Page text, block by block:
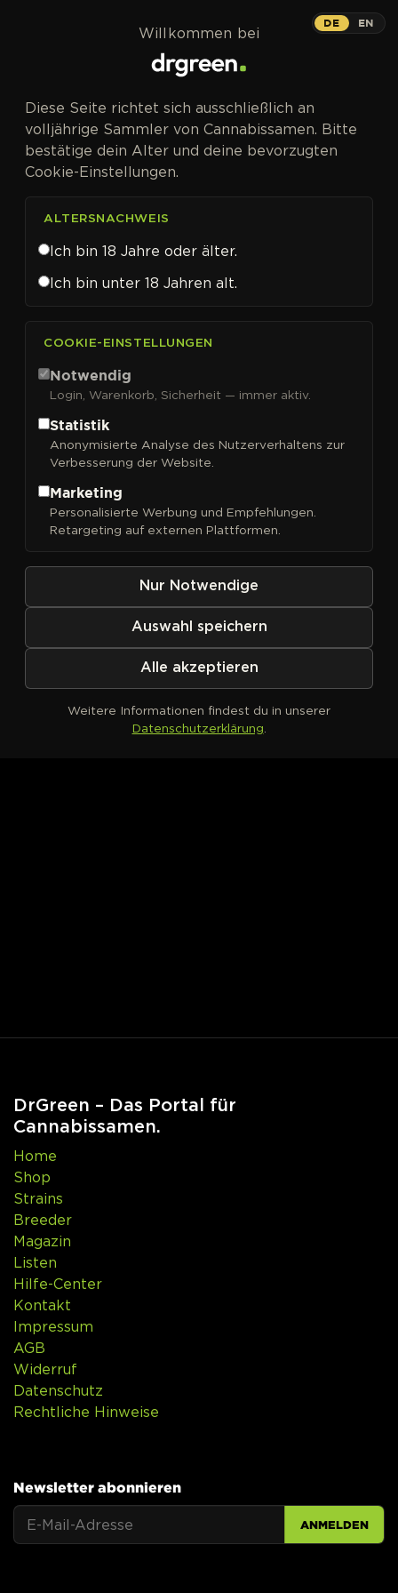
Elite Seeds
Sortieren nach
Kein Produkt definiert
DrGreen – Das Portal für
Cannabissamen.
Home
Shop
Strains
Breeder
Magazin
Listen
Hilfe-Center
Kontakt
Impressum
AGB
Widerruf
Datenschutz
Rechtliche Hinweise
Newsletter abonnieren
ANMELDEN
DE EN
Willkommen bei
Diese Seite richtet sich ausschließlich an
volljährige Sammler von Cannabissamen. Bitte
bestätige dein Alter und deine bevorzugten
Cookie-Einstellungen.
ALTERSNACHWEIS
Ich bin 18 Jahre oder älter.
Ich bin unter 18 Jahren alt.
COOKIE-EINSTELLUNGEN
Notwendig
Login, Warenkorb, Sicherheit — immer aktiv.
Statistik
Anonymisierte Analyse des Nutzerverhaltens zur
Verbesserung der Website.
Marketing
Personalisierte Werbung und Empfehlungen.
Retargeting auf externen Plattformen.
Nur Notwendige
Auswahl speichern
Alle akzeptieren
Weitere Informationen findest du in unserer
Datenschutzerklärung